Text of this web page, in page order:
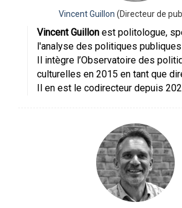
Vincent Guillon (Directeur de
Vincent Guillon est politologue,
l'analyse des politiques
Il intègre l’Observatoire des
culturelles en 2015 en tant que
Il en est le codirecteur depuis